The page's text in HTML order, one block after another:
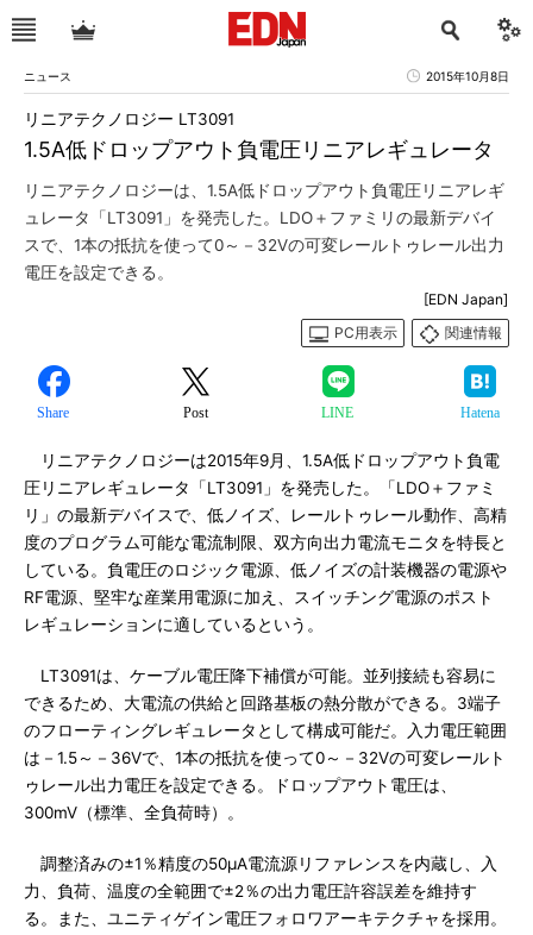
ニュース 2015年10月8日
1.5A低ドロップアウト負電圧リニアレギュレータ
リニアテクノロジー LT3091
リニアテクノロジーは、1.5A低ドロップアウト負電圧リニアレギ
ュレータ「LT3091」を発売した。LDO＋ファミリの最新デバイ
スで、1本の抵抗を使って0～－32Vの可変レールトゥレール出力
電圧を設定できる。
[EDN Japan]
PC用表示
関連情報
Share Post LINE Hatena
リニアテクノロジーは2015年9月、1.5A低ドロップアウト負電
圧リニアレギュレータ「LT3091」を発売した。「LDO＋ファミ
リ」の最新デバイスで、低ノイズ、レールトゥレール動作、高精
度のプログラム可能な電流制限、双方向出力電流モニタを特長と
している。負電圧のロジック電源、低ノイズの計装機器の電源や
RF電源、堅牢な産業用電源に加え、スイッチング電源のポスト
レギュレーションに適しているという。
LT3091は、ケーブル電圧降下補償が可能。並列接続も容易に
できるため、大電流の供給と回路基板の熱分散ができる。3端子
のフローティングレギュレータとして構成可能だ。入力電圧範囲
は－1.5～－36Vで、1本の抵抗を使って0～－32Vの可変レールト
ゥレール出力電圧を設定できる。ドロップアウト電圧は、
300mV（標準、全負荷時）。
調整済みの±1％精度の50μA電流源リファレンスを内蔵し、入
力、負荷、温度の全範囲で±2％の出力電圧許容誤差を維持す
る。また、ユニティゲイン電圧フォロワアーキテクチャを採用。